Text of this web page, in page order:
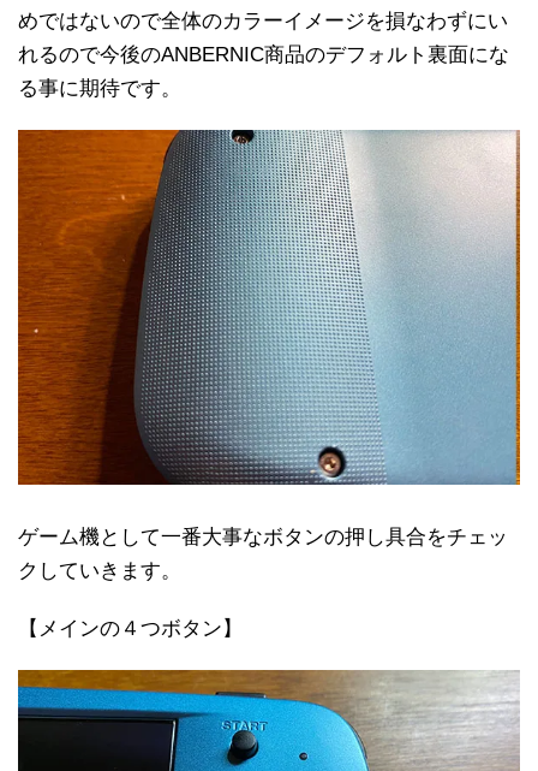
めではないので全体のカラーイメージを損なわずにい
れるので今後のANBERNIC商品のデフォルト裏面にな
る事に期待です。
ゲーム機として一番大事なボタンの押し具合をチェッ
クしていきます。
【メインの４つボタン】